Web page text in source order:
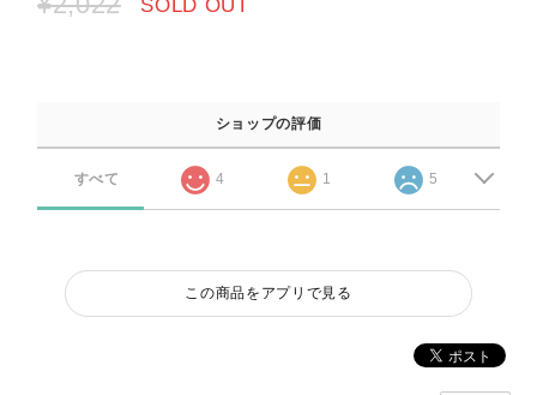
SOLD OUT
ショップの評価
すべて 4 1 5
この商品をアプリで見る